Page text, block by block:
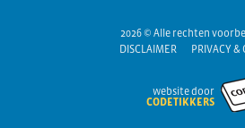
2026 © Alle rechten
DISCLAIMER
PRIVACY &
website door
CODETIKKERS